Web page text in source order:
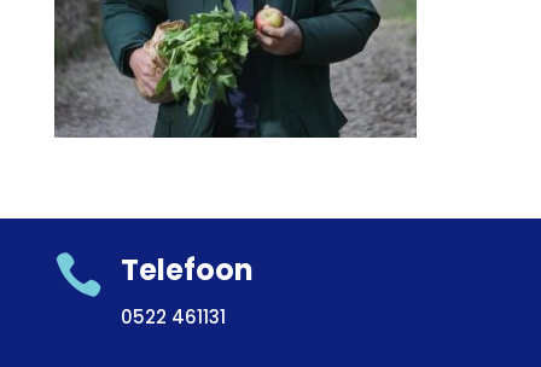
 Telefoon
0522 461131